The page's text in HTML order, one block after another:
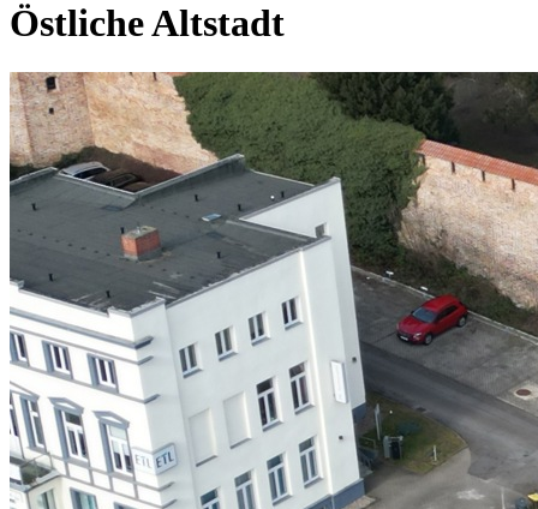
Östliche Altstadt